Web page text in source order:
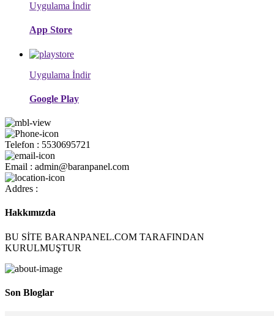
Uygulama İndir
App Store
Uygulama İndir
Google Play
Telefon : 5530695721
Email : admin@baranpanel.com
Addres :
Hakkımızda
BU SİTE BARANPANEL.COM TARAFINDAN
KURULMUŞTUR
Son Bloglar